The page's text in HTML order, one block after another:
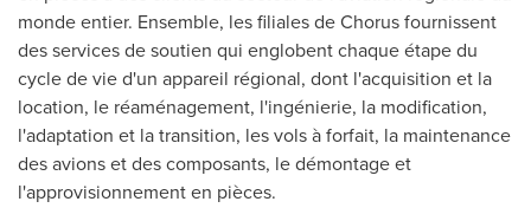
monde entier. Ensemble, les filiales de Chorus fournissent
des services de soutien qui englobent chaque étape du
cycle de vie d'un appareil régional, dont l'acquisition et la
location, le réaménagement, l'ingénierie, la modification,
l'adaptation et la transition, les vols à forfait, la maintenance
des avions et des composants, le démontage et
l'approvisionnement en pièces.